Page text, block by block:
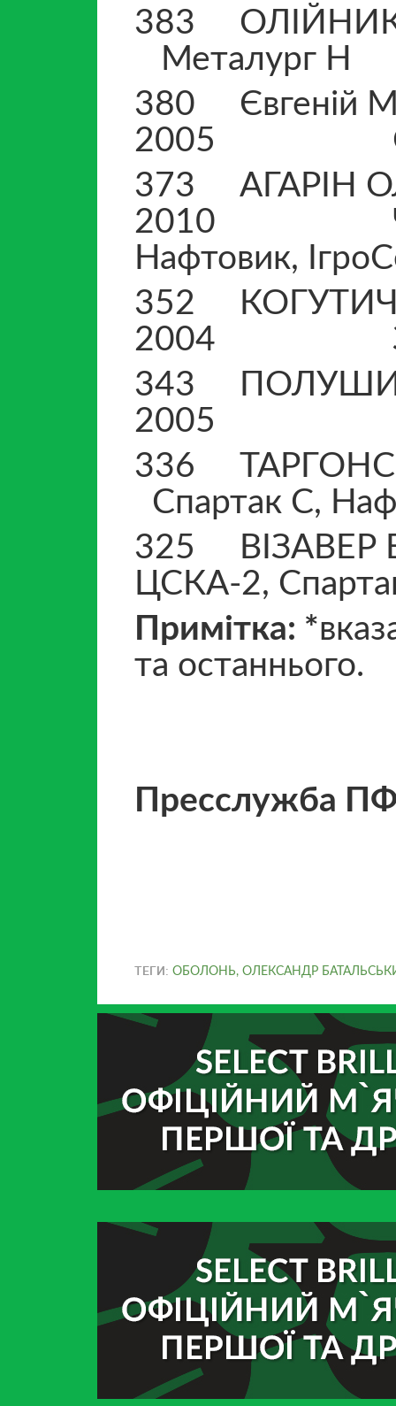
383
Металург Н
380
2005
373 АГАРІН
2010
Нафтовик,
352 КОГУТИЧ
2004
343
2005
336
Спартак С,
325
ЦСКА-2,
Примітка: *
та останнього.
Пресслужба
ТЕГИ: ОБОЛОНЬ, ОЛЕКСАНДР